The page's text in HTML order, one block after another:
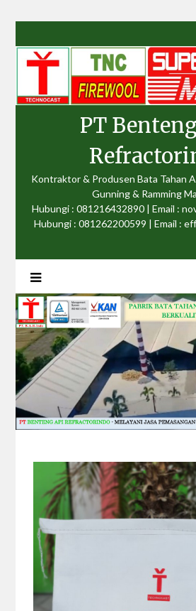
content
PT
Kontraktor & Produsen Bata Tahan
Gunning & Ramming
Hubungi : 081216432890 | Email :
Hubungi : 081262200599 | Email :